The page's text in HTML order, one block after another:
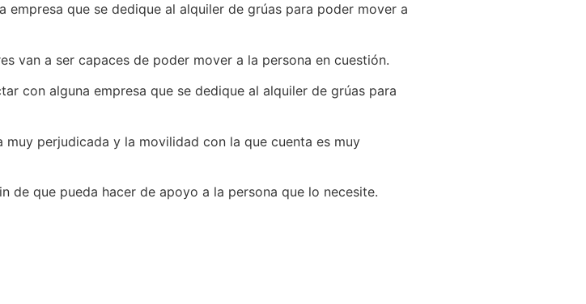
empresa que se dedique al alquiler de grúas para poder mover a
van a ser capaces de poder mover a la persona en cuestión.
con alguna empresa que se dedique al alquiler de grúas para
perjudicada y la movilidad con la que cuenta es muy
de que pueda hacer de apoyo a la persona que lo necesite.